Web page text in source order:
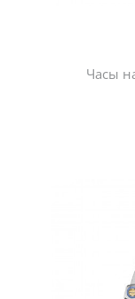
Часы